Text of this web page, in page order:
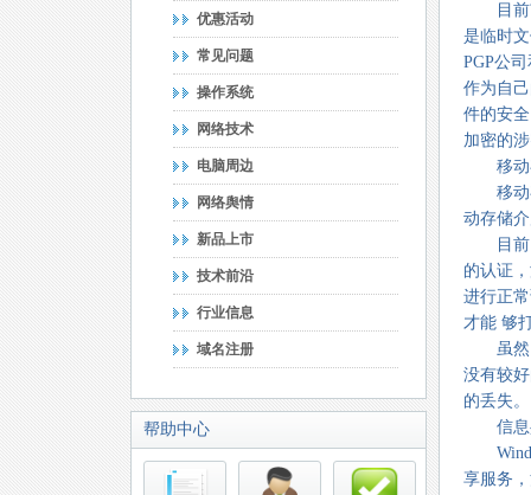
优惠活动
常见问题
操作系统
网络技术
电脑周边
网络舆情
新品上市
技术前沿
行业信息
域名注册
帮助中心
目前市
是临时
PGP公
作为自
件的安
加密的
移动
移动存
动存储
目前国
的认证
进行正
才能 够
虽然国
没有较
的丢失。
信息
享服务